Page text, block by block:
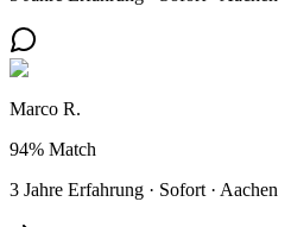
Marco R.
94% Match
3 Jahre Erfahrung · Sofort · Aachen